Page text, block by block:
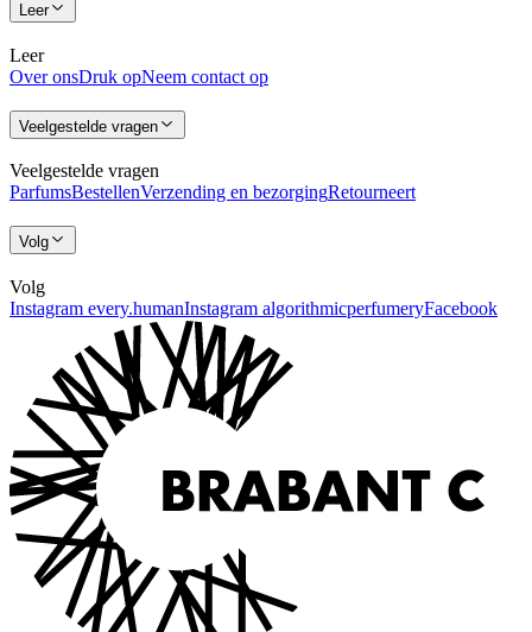
Leer
Leer
Over onsDruk opNeem contact op
Veelgestelde vragen
Veelgestelde vragen
ParfumsBestellenVerzending en bezorgingRetourneert
Volg
Volg
Instagram every.humanInstagram algorithmicperfumeryFacebook